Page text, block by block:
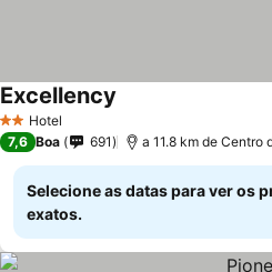
2 Estrelas
Hotel
Excellency
7,6 Boa 691 a 11.8 km de Centro
Selecione as datas para ver os
exatos.